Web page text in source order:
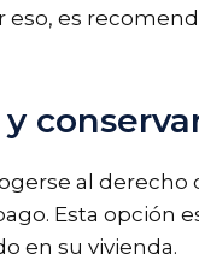
es
al derecho
Esta opción
en su vivienda.